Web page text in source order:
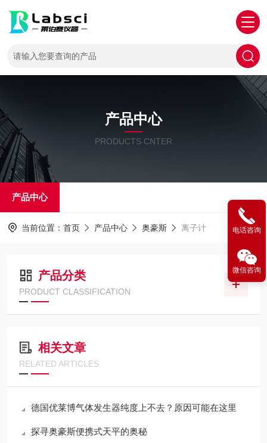
产品中心
PRODUCTS CNTER
产品中心
当前位置： 首页 产品中心 奥豪斯 离子计
产品分类
PRODUCT CLASSIFICATION
相关文章
RELATED ARTICLES
德国优莱博气体发生器纯度上不去？原因可能在这里
探寻奥豪斯便携式天平的奥秘
电话咨询
微信咨询